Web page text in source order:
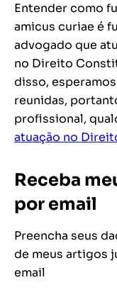
Entender como
amicus curiae é
advogado que
no Direito
disso,
reunidas,
profissional,
atuação no
Receba
por email
Preencha seus
de meus artigos
email